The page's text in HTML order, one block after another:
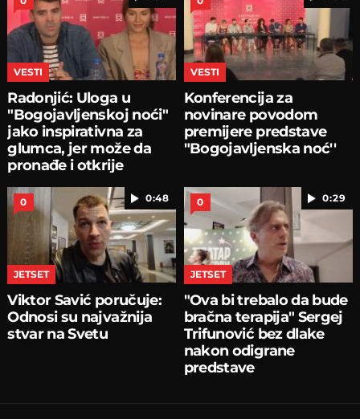
VESTI
Radonjić: Uloga u
"Bogojavljenskoj noći"
jako inspirativna za
glumca, jer može da
pronađe i otkrije
VESTI
Konferencija za
novinare povodom
premijere predstave
"Bogojavljenska noć''
0:48
0
JETSET
Viktor Savić poručuje:
Odnosi su najvažnija
stvar na Svetu
0:29
0
JETSET
"Ova bi trebalo da bude
bračna terapija" Sergej
Trifunović bez dlake
nakon odigrane
predstave